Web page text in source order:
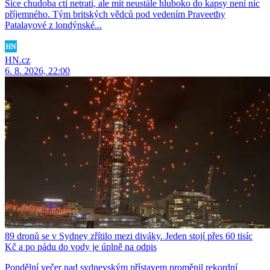
Sice chudoba cti netratí, ale mít neustále hluboko do kapsy není nic
příjemného. Tým britských vědců pod vedením Praveethy
Patalayové z londýnské...
HN.cz
6. 8. 2026, 22:00
89 dronů se v Sydney zřítilo mezi diváky. Jeden stojí přes 60 tisíc
Kč a po pádu do vody je úplně na odpis
Pondělní večer nad sydneyským přístavem proměnil rekordní